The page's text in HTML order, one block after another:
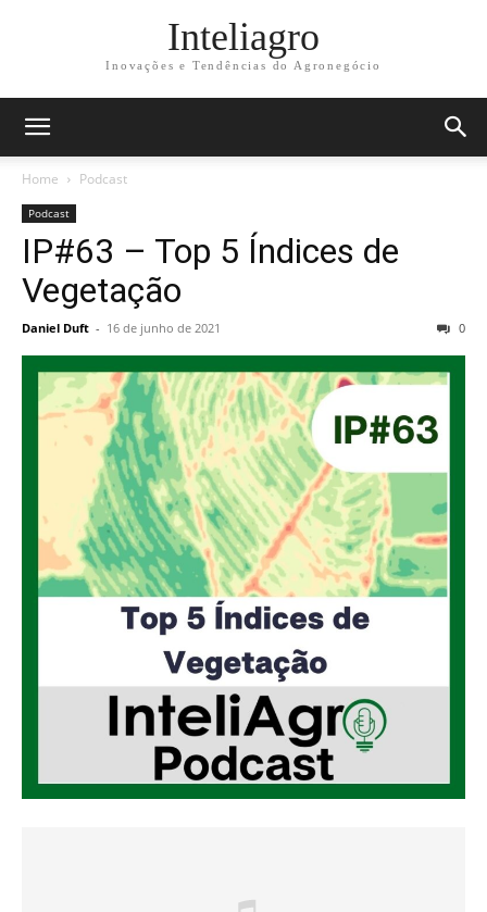
Inteliagro
Inovações e Tendências do Agronegócio
Home Podcast
Podcast
IP#63 – Top 5 Índices de
Vegetação
Daniel Duft - 16 de junho de 2021 0